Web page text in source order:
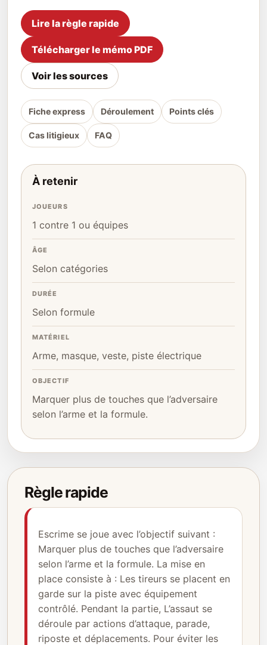
Lire la règle rapide
Télécharger le mémo PDF
Voir les sources
Fiche express Déroulement Points clés
Cas litigieux FAQ
À retenir
JOUEURS
1 contre 1 ou équipes
ÂGE
Selon catégories
DURÉE
Selon formule
MATÉRIEL
Arme, masque, veste, piste électrique
OBJECTIF
Marquer plus de touches que l’adversaire
selon l’arme et la formule.
Règle rapide
Escrime se joue avec l’objectif suivant :
Marquer plus de touches que l’adversaire
selon l’arme et la formule. La mise en
place consiste à : Les tireurs se placent en
garde sur la piste avec équipement
contrôlé. Pendant la partie, L’assaut se
déroule par actions d’attaque, parade,
riposte et déplacements. Pour éviter les